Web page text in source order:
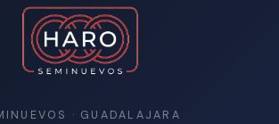
· GUADALAJARA